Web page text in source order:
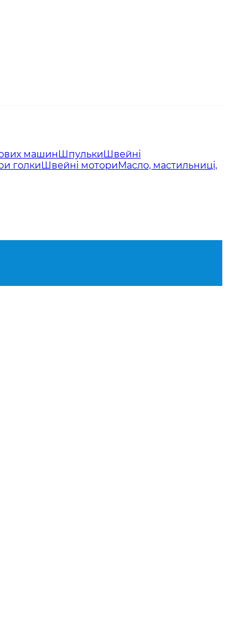
машинШпулькиШвейні
голкиШвейні моториМасло, мастильниці,